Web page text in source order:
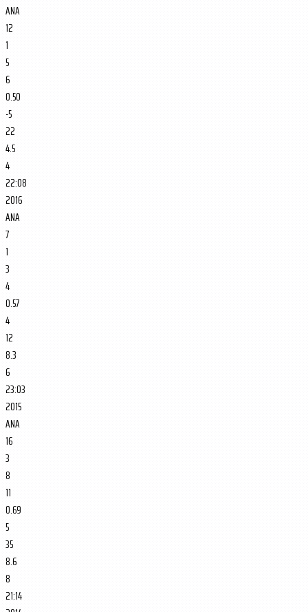
ANA
12
1
5
6
0.50
-5
22
4.5
4
22:08
2016
ANA
7
1
3
4
0.57
4
12
8.3
6
23:03
2015
ANA
16
3
8
11
0.69
5
35
8.6
8
21:14